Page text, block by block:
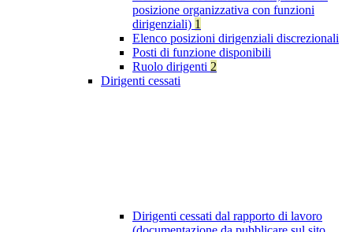
posizione organizzativa con funzioni
dirigenziali) 1
Elenco posizioni dirigenziali discrezionali
Posti di funzione disponibili
Ruolo dirigenti 2
Dirigenti cessati
Dirigenti cessati dal rapporto di lavoro